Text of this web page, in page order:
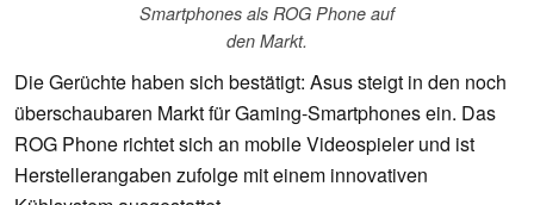
Smartphones als ROG Phone auf
den Markt.
Die Gerüchte haben sich bestätigt: Asus steigt in den noch
überschaubaren Markt für Gaming-Smartphones ein. Das
ROG Phone richtet sich an mobile Videospieler und ist
Herstellerangaben zufolge mit einem innovativen